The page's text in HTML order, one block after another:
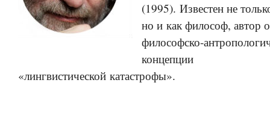
(1995). Известен не
но и как философ, автор
философско-
концепции
«лингвистической катастрофы».